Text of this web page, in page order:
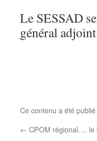
Le SESSAD
général
Ce contenu a été
← CPOM régional…. le